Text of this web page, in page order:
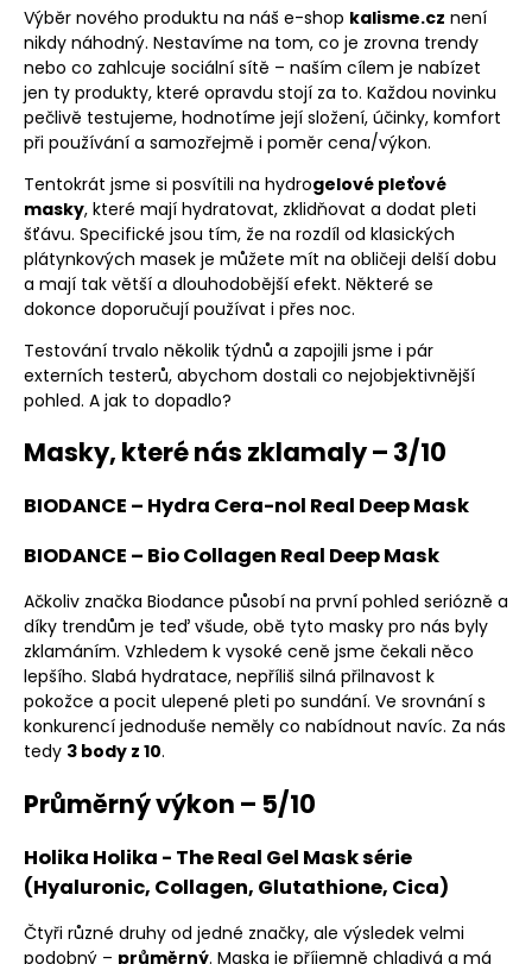
Výběr nového produktu na náš e-shop kalisme.cz není
nikdy náhodný. Nestavíme na tom, co je zrovna trendy
nebo co zahlcuje sociální sítě – naším cílem je nabízet
jen ty produkty, které opravdu stojí za to. Každou novinku
pečlivě testujeme, hodnotíme její složení, účinky, komfort
při používání a samozřejmě i poměr cena/výkon.
Tentokrát jsme si posvítili na hydrogelové pleťové
masky, které mají hydratovat, zklidňovat a dodat pleti
šťávu. Specifické jsou tím, že na rozdíl od klasických
plátynkových masek je můžete mít na obličeji delší dobu
a mají tak větší a dlouhodobější efekt. Některé se
dokonce doporučují používat i přes noc.
Testování trvalo několik týdnů a zapojili jsme i pár
externích testerů, abychom dostali co nejobjektivnější
pohled. A jak to dopadlo?
Masky, které nás zklamaly – 3/10
BIODANCE – Hydra Cera-nol Real Deep Mask
BIODANCE – Bio Collagen Real Deep Mask
Ačkoliv značka Biodance působí na první pohled seriózně a
díky trendům je teď všude, obě tyto masky pro nás byly
zklamáním. Vzhledem k vysoké ceně jsme čekali něco
lepšího. Slabá hydratace, nepříliš silná přilnavost k
pokožce a pocit ulepené pleti po sundání. Ve srovnání s
konkurencí jednoduše neměly co nabídnout navíc. Za nás
tedy 3 body z 10.
Průměrný výkon – 5/10
Holika Holika - The Real Gel Mask série
(Hyaluronic, Collagen, Glutathione, Cica)
Čtyři různé druhy od jedné značky, ale výsledek velmi
podobný – průměrný. Maska je příjemně chladivá a má